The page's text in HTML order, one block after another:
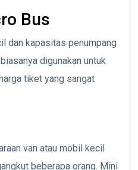
Bus
dan kapasitas penumpang
digunakan untuk
tiket yang sangat
van atau mobil kecil
beberapa orang. Mini